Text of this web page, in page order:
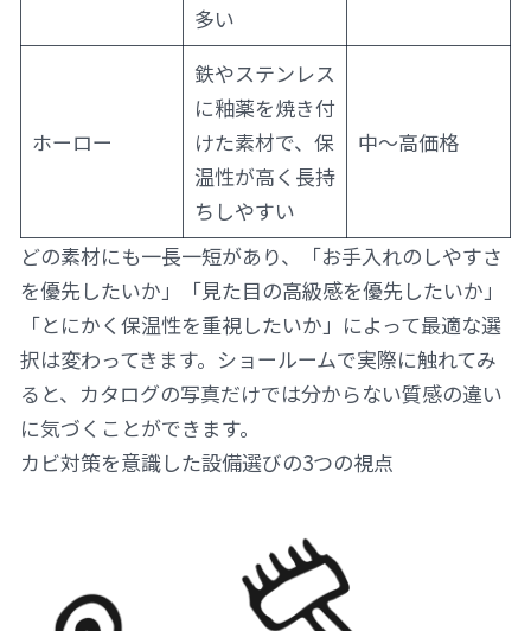
多い
ホーロー
鉄やステンレス
に釉薬を焼き付
けた素材で、保
温性が高く長持
ちしやすい
中〜高価格
どの素材にも一長一短があり、「お手入れのしやすさ
を優先したいか」「見た目の高級感を優先したいか」
「とにかく保温性を重視したいか」によって最適な選
択は変わってきます。ショールームで実際に触れてみ
ると、カタログの写真だけでは分からない質感の違い
に気づくことができます。
カビ対策を意識した設備選びの3つの視点